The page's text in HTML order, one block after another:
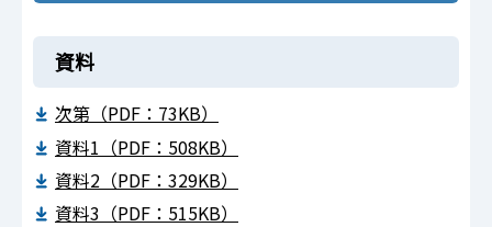
資料
次第（PDF：73KB）
資料1（PDF：508KB）
資料2（PDF：329KB）
資料3（PDF：515KB）